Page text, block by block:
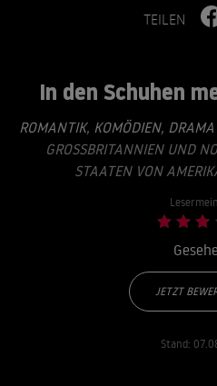
TEILEN
In den Schuhen
ROMANTIK, KOMÖDIEN, DRAMA
GROSSBRITANNIEN UND
TAATEN VON
JETZT
Stand: